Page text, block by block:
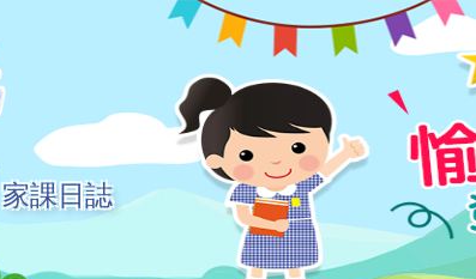
家課日誌